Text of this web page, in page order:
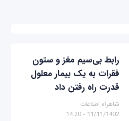
رابط بی‌سیم مغز و ستون
فقرات به یک بیمار معلول
قدرت راه رفتن داد
شاهراه اطلاعات
11/11/1402 - 14:20